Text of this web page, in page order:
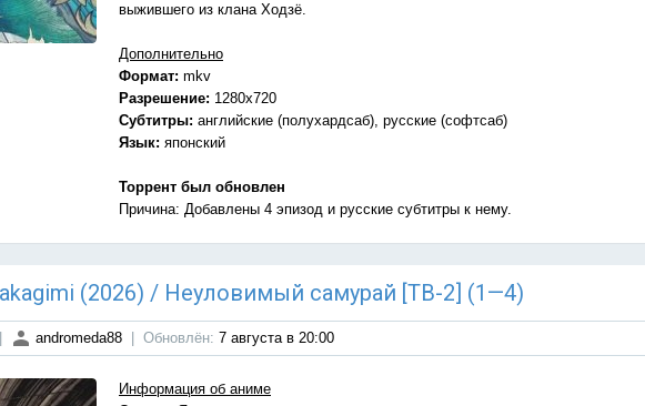
выжившего из клана Ходзё.
Дополнительно
Формат: mkv
Разрешение: 1280x720
Субтитры: английские (полухардсаб), русские (софтсаб)
Язык: японский
Торрент был обновлен
Причина: Добавлены 4 эпизод и русские субтитры к нему.
(2026) / Неуловимый самурай [ТВ-2] (1—4)
andromeda88 Обновлён: 7 августа в 20:00
Информация об аниме